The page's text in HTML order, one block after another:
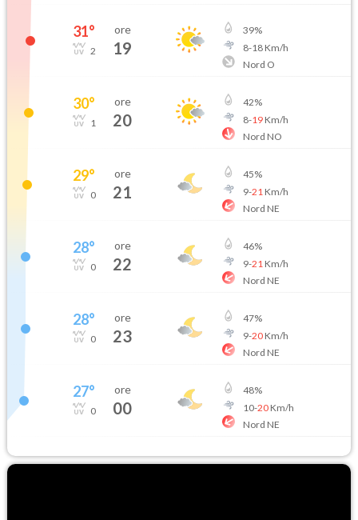
31°
2
ore
19
39%
8-18Km/h
Nord O
30°
1
ore
20
42%
8-19Km/h
Nord NO
29°
0
ore
21
45%
9-21 Km/h
Nord NE
28°
0
ore
22
46%
9-21 Km/h
Nord NE
28°
0
ore
23
47%
9-20Km/h
Nord NE
27°
0
ore
00
48%
10-20Km/h
Nord NE